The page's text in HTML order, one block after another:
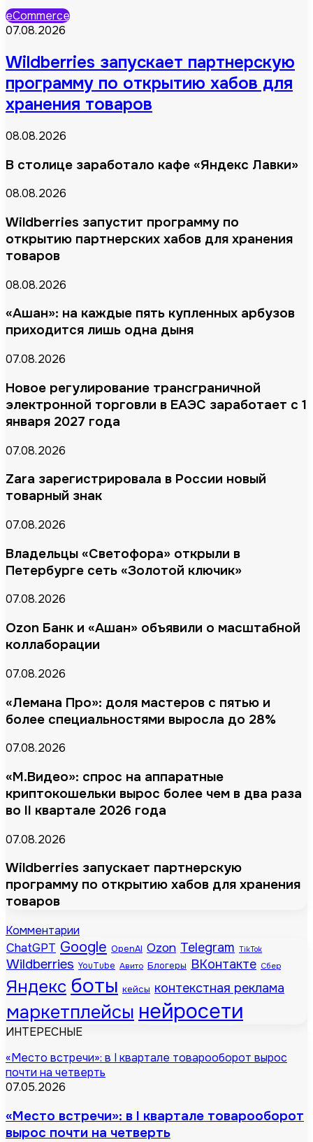
eCommerce
07.08.2026
Wildberries запускает партнерскую
программу по открытию хабов для
хранения товаров
08.08.2026
В столице заработало кафе «Яндекс Лавки»
08.08.2026
Wildberries запустит программу по
открытию партнерских хабов для хранения
товаров
08.08.2026
«Ашан»: на каждые пять купленных арбузов
приходится лишь одна дыня
07.08.2026
Новое регулирование трансграничной
электронной торговли в ЕАЭС заработает с 1
января 2027 года
07.08.2026
Zara зарегистрировала в России новый
товарный знак
07.08.2026
Владельцы «Светофора» открыли в
Петербурге сеть «Золотой ключик»
07.08.2026
Ozon Банк и «Ашан» объявили о масштабной
коллаборации
07.08.2026
«Лемана Про»: доля мастеров с пятью и
более специальностями выросла до 28%
07.08.2026
«М.Видео»: спрос на аппаратные
криптокошельки вырос более чем в два раза
во II квартале 2026 года
07.08.2026
Wildberries запускает партнерскую
программу по открытию хабов для хранения
товаров
Комментарии
ChatGPT Google OpenAI Ozon Telegram TikTok
Wildberries YouTube Авито Блогеры ВКонтакте Сбер
Яндекс боты кейсы контекстная реклама
маркетплейсы нейросети
ИНТЕРЕСНЫЕ
«Место встречи»: в I квартале товарооборот вырос
почти на четверть
07.05.2026
«Место встречи»: в I квартале товарооборот
вырос почти на четверть